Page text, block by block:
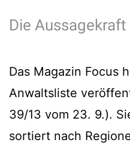
Die
Das Magazin Focus
Anwaltsliste
39/13 vom 23. 9.).
sortiert nach